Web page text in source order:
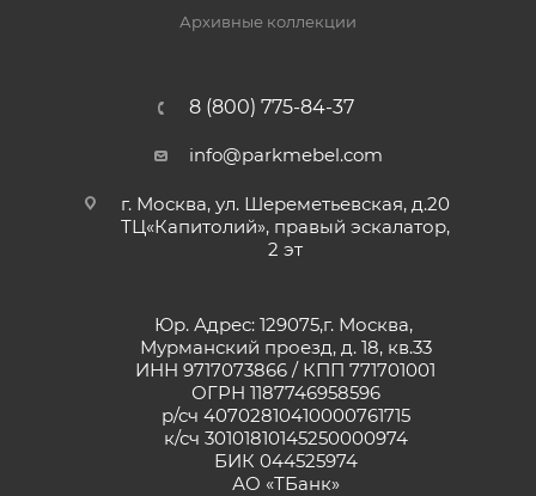
Архивные коллекции
8 (800) 775-84-37
info@parkmebel.com
г. Москва, ул. Шереметьевская, д.20
ТЦ«Капитолий», правый эскалатор,
2 эт
Юр. Адрес: 129075,г. Москва,
Мурманский проезд, д. 18, кв.33
ИНН 9717073866 / КПП 771701001
ОГРН 1187746958596
р/сч 40702810410000761715
к/сч 30101810145250000974
БИК 044525974
АО «ТБанк»